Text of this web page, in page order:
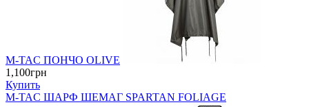
M-TAC ПОНЧО OLIVE
1,100грн
Купить
M-TAC ШАРФ ШЕМАГ SPARTAN FOLIAGE